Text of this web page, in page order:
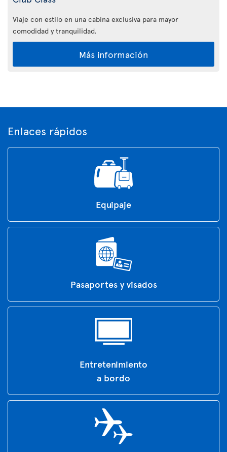
Viaje con estilo en una cabina exclusiva para mayor
comodidad y tranquilidad.
Más información
Enlaces rápidos
Equipaje
Pasaportes y visados
Entretenimiento
a bordo